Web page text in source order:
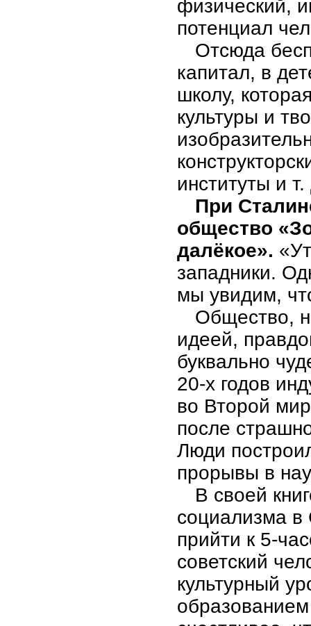
физический,
потенциал
Отсюда
капитал, в
школу,
культуры и
институты и т.
При
общество
далёкое».
западники.
мы увидим,
Общество,
идеей,
буквально
20-х годов
во Второй
после
Люди
прорывы в
В своей
социализма
прийти к 5-
советский
культурный